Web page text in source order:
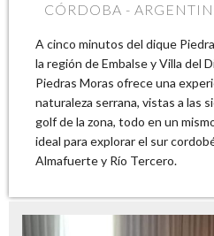
CÓRDOBA -
A cinco minutos del dique
la región de Embalse y Villa del
Piedras Moras ofrece una
naturaleza serrana, vistas a las
golf de la zona, todo en un
ideal para explorar el sur
Almafuerte y Río Tercero.